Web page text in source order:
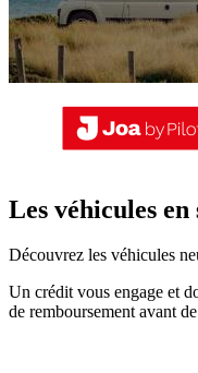
Les véhicules en
Découvrez les véhicules
Un crédit vous engage et
de remboursement avant